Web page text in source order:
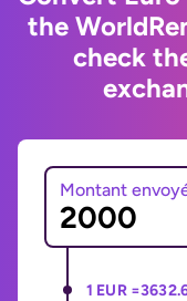
the
check
Montant
1 EUR =